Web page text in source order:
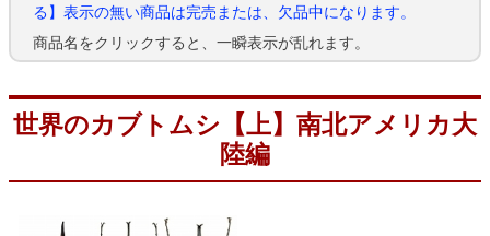
る】表示の無い商品は完売または、欠品中になります。
商品名をクリックすると、一瞬表示が乱れます。
世界のカブトムシ【上】南北アメリカ大
陸編